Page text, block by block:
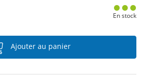
En stock
Ajouter au panier